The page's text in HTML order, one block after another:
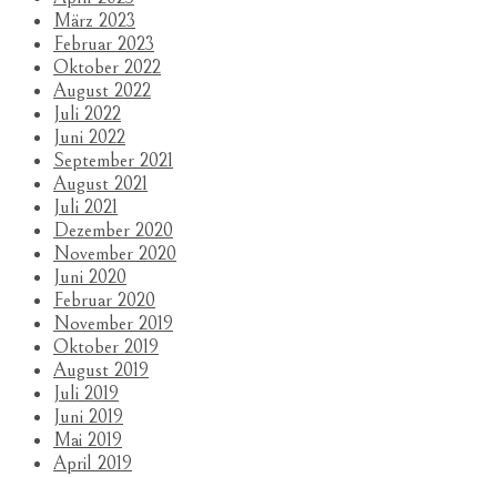
März 2023
Februar 2023
Oktober 2022
August 2022
Juli 2022
Juni 2022
September 2021
August 2021
Juli 2021
Dezember 2020
November 2020
Juni 2020
Februar 2020
November 2019
Oktober 2019
August 2019
Juli 2019
Juni 2019
Mai 2019
April 2019